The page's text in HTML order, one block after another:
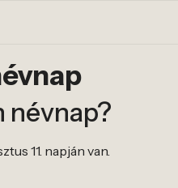
névnap?
11. napján van.